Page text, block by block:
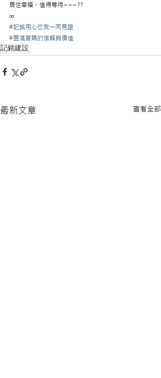
居住幸福，值得等待~~~??
∞
#記銘用心您我一同見證
#圓滿首購的信賴與價值
記銘建設
最新文章 查看全部